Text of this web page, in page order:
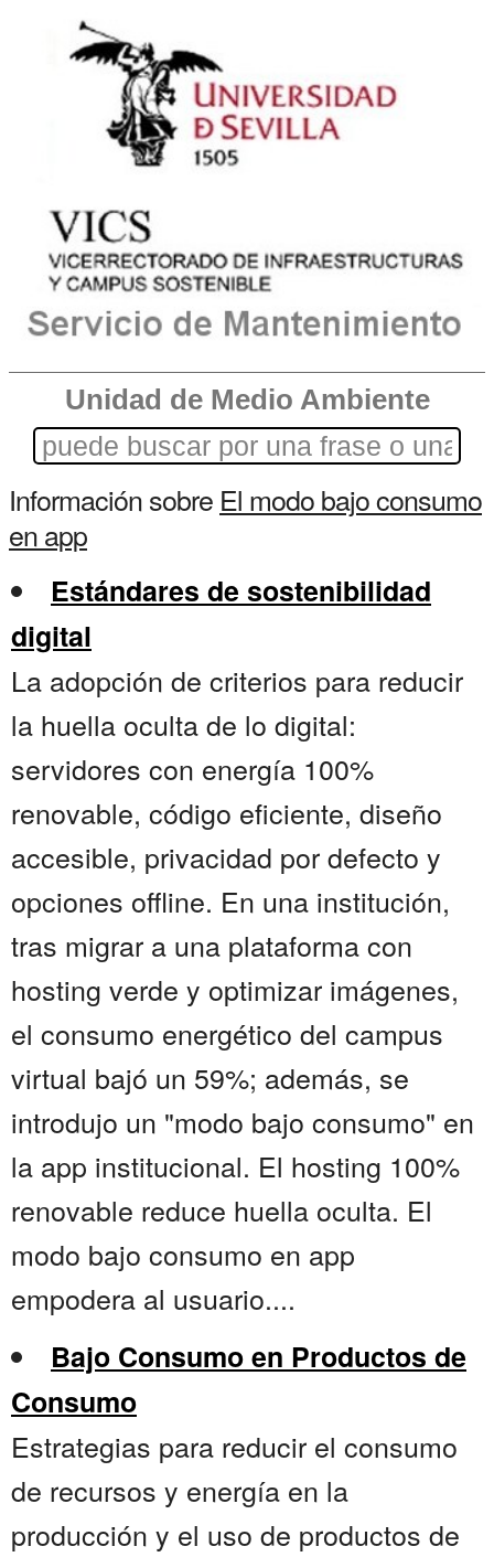
Unidad de Medio Ambiente
Información sobre El modo bajo consumo
en app
Estándares de sostenibilidad
digital
La adopción de criterios para reducir
la huella oculta de lo digital:
servidores con energía 100%
renovable, código eficiente, diseño
accesible, privacidad por defecto y
opciones offline. En una institución,
tras migrar a una plataforma con
hosting verde y optimizar imágenes,
el consumo energético del campus
virtual bajó un 59%; además, se
introdujo un "modo bajo consumo" en
la app institucional. El hosting 100%
renovable reduce huella oculta. El
modo bajo consumo en app
empodera al usuario....
Bajo Consumo en Productos de
Consumo
Estrategias para reducir el consumo
de recursos y energía en la
producción y el uso de productos de